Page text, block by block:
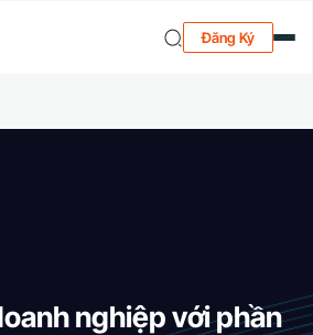
Đăng Ký
nghiệp với phần